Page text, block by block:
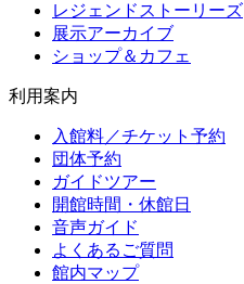
レジェンドストーリーズ
展示アーカイブ
ショップ＆カフェ
利用案内
入館料／チケット予約
団体予約
ガイドツアー
開館時間・休館日
音声ガイド
よくあるご質問
館内マップ